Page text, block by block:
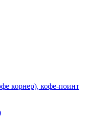
корнер), кофе-поинт